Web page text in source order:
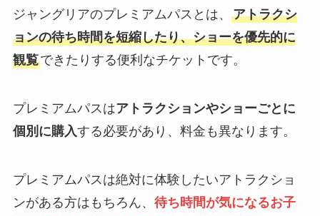
ジャングリアのプレミアムパスとは、 アトラクシ
ョンの待ち時間を短縮したり、ショーを優先的に
観覧できたりする便利なチケットです。
プレミアムパスはアトラクションやショーごとに
個別に購入する必要があり、料金も異なります。
プレミアムパスは絶対に体験したいアトラクショ
ンがある方はもちろん、 待ち時間が気になるお子